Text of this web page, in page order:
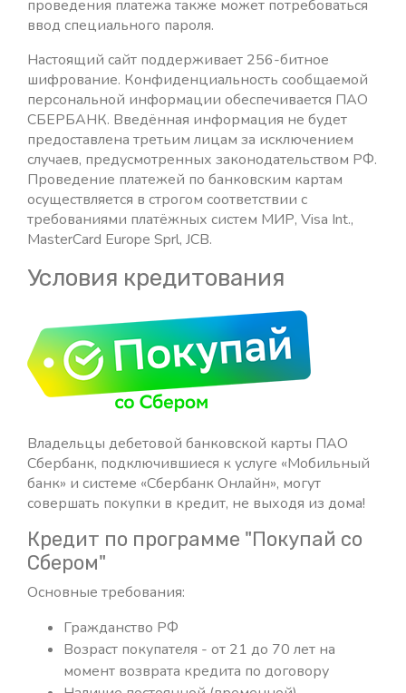
проведения платежа также может потребоваться
ввод специального пароля.
Настоящий сайт поддерживает 256-битное
шифрование. Конфиденциальность сообщаемой
персональной информации обеспечивается ПАО
СБЕРБАНК. Введённая информация не будет
предоставлена третьим лицам за исключением
случаев, предусмотренных законодательством РФ.
Проведение платежей по банковским картам
осуществляется в строгом соответствии с
требованиями платёжных систем МИР, Visa Int.,
MasterCard Europe Sprl, JCB.
Условия кредитования
Владельцы дебетовой банковской карты ПАО
Сбербанк, подключившиеся к услуге «Мобильный
банк» и системе «Сбербанк Онлайн», могут
совершать покупки в кредит, не выходя из дома!
Кредит по программе "Покупай со
Сбером"
Основные требования:
Гражданство РФ
Возраст покупателя - от 21 до 70 лет на
момент возврата кредита по договору